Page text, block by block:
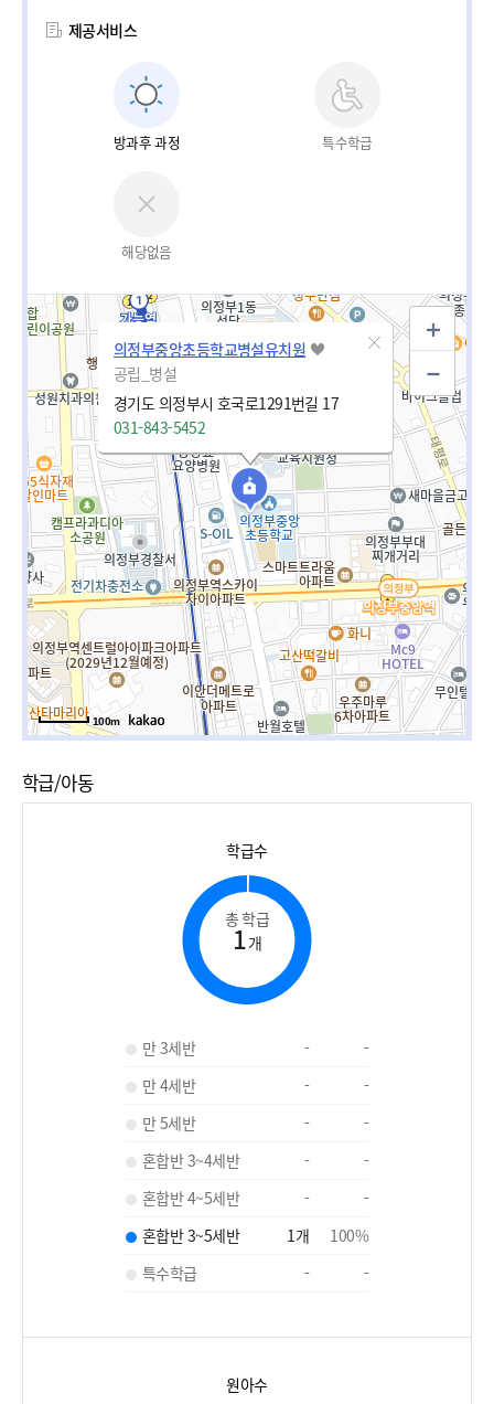
제공서비스
방과후 과정 특수학급
해당없음
의정부중앙초등학교병설유치원
공립_병설
경기도 의정부시 호국로1291번길 17
031-843-5452
100m
학급/아동
학급수
총 학급
1개
만 3세반 -
-
만 4세반
-
-
만 5세반
-
-
혼합반 3~4세반
-
-
혼합반 4~5세반
-
-
혼합반 3~5세반
1개 100%
특수학급
- -
원아수